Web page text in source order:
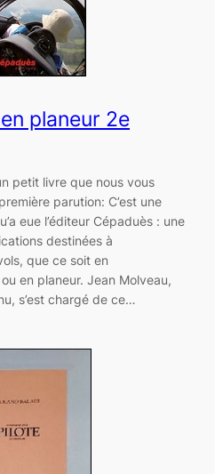
planeur 2e
petit livre que nous vous
parution: C’est une
eue l’éditeur Cépaduès : une
destinées à
que ce soit en
en planeur. Jean Molveau,
s’est chargé de ce…